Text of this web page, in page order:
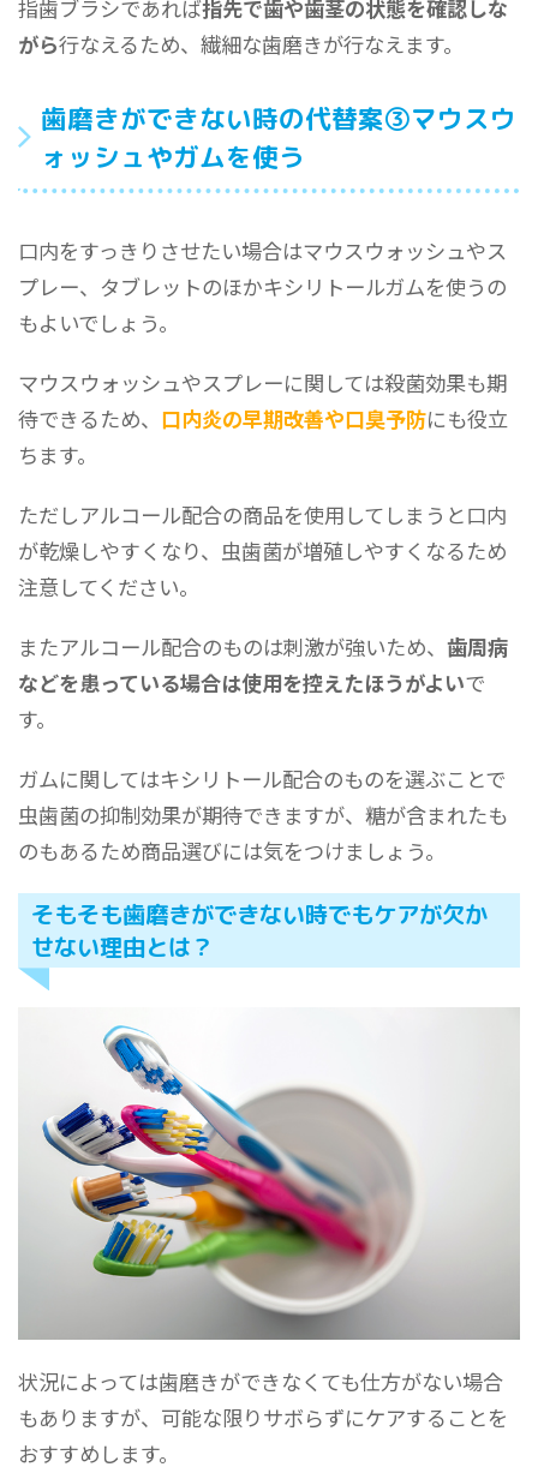
指歯ブラシであれば指先で歯や歯茎の状態を確認しな
がら行なえるため、繊細な歯磨きが行なえます。
歯磨きができない時の代替案③マウスウ
ォッシュやガムを使う
口内をすっきりさせたい場合はマウスウォッシュやス
プレー、タブレットのほかキシリトールガムを使うの
もよいでしょう。
マウスウォッシュやスプレーに関しては殺菌効果も期
待できるため、 口内炎の早期改善や口臭予防にも役立
ちます。
ただしアルコール配合の商品を使用してしまうと口内
が乾燥しやすくなり、虫歯菌が増殖しやすくなるため
注意してください。
またアルコール配合のものは刺激が強いため、歯周病
などを患っている場合は使用を控えたほうがよいで
す。
ガムに関してはキシリトール配合のものを選ぶことで
虫歯菌の抑制効果が期待できますが、糖が含まれたも
のもあるため商品選びには気をつけましょう。
そもそも歯磨きができない時でもケアが欠か
せない理由とは？
状況によっては歯磨きができなくても仕方がない場合
もありますが、可能な限りサボらずにケアすることを
おすすめします。